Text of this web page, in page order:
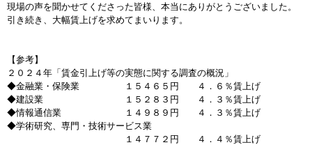
現場の声を聞かせてくださった皆様、本当にありがとうございました。
引き続き、大幅賃上げを求めてまいります。
【参考】
２０２４年「賃金引上げ等の実態に関する調査の概況」
◆金融業・保険業 １５４６５円 ４．６％賃上げ
◆建設業 １５２８３円 ４．３％賃上げ
◆情報通信業 １４９８９円 ４．３％賃上げ
◆学術研究、専門・技術サービス業
１４７７２円 ４．４％賃上げ